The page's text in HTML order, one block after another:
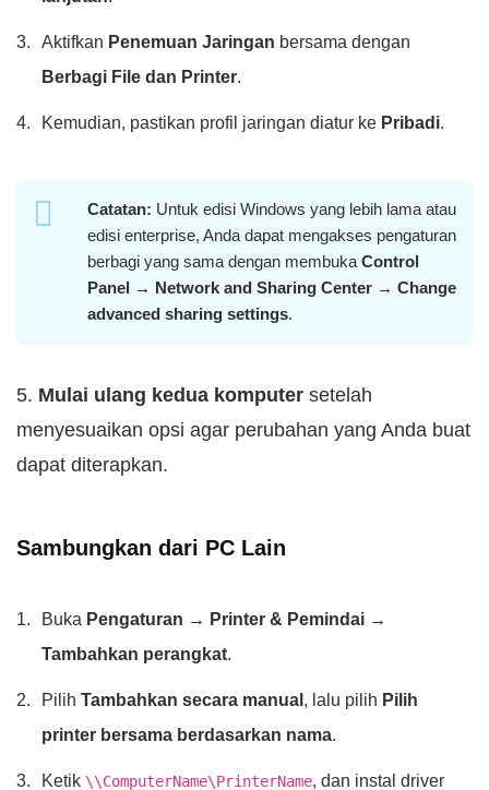
Aktifkan Penemuan Jaringan bersama dengan
Berbagi File dan Printer.
Kemudian, pastikan profil jaringan diatur ke Pribadi.
Catatan: Untuk edisi Windows yang lebih lama atau
edisi enterprise, Anda dapat mengakses pengaturan
berbagi yang sama dengan membuka Control
Panel → Network and Sharing Center → Change
advanced sharing settings.
5. Mulai ulang kedua komputer setelah
menyesuaikan opsi agar perubahan yang Anda buat
dapat diterapkan.
Sambungkan dari PC Lain
Buka Pengaturan → Printer & Pemindai →
Tambahkan perangkat.
Pilih Tambahkan secara manual , lalu pilih Pilih
printer bersama berdasarkan nama.
Ketik \\ComputerName\PrinterName, dan instal driver